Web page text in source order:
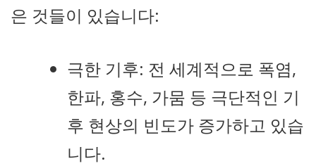
은 것들이 있습니다:
극한 기후: 전 세계적으로 폭염,
한파, 홍수, 가뭄 등 극단적인 기
후 현상의 빈도가 증가하고 있습
니다.